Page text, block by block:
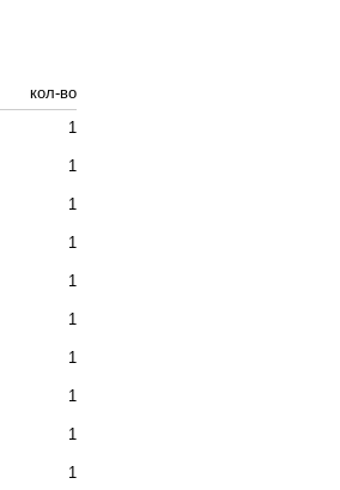
кол-во
1
1
1
1
1
1
1
1
1
1